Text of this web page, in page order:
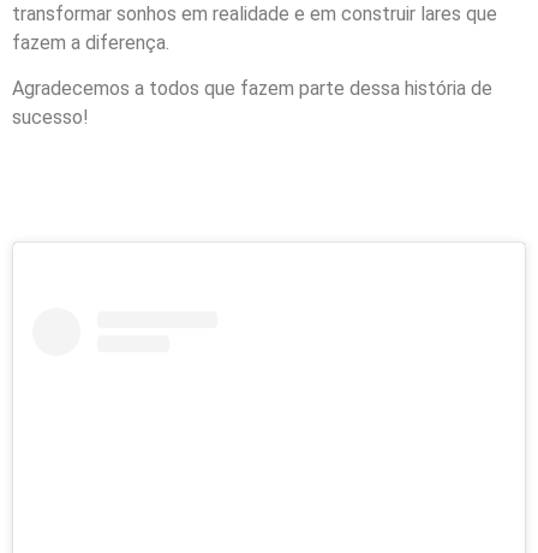
transformar sonhos em realidade e em construir lares que
fazem a diferença.
Agradecemos a todos que fazem parte dessa história de
sucesso!